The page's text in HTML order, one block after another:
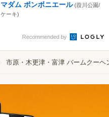
マダム ボンボニエール (葭川公園/
ケーキ)
Recommended by
市原・木更津・富津 バームクーヘ